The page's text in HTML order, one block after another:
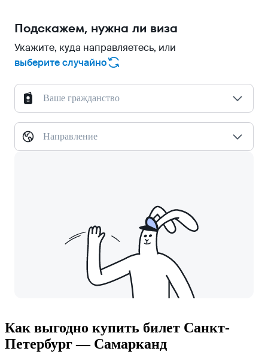
Подскажем, нужна ли виза
Укажите, куда направляетесь, или
выберите случайно
Ваше гражданство
Направление
Как выгодно купить билет Санкт-
Петербург — Самарканд